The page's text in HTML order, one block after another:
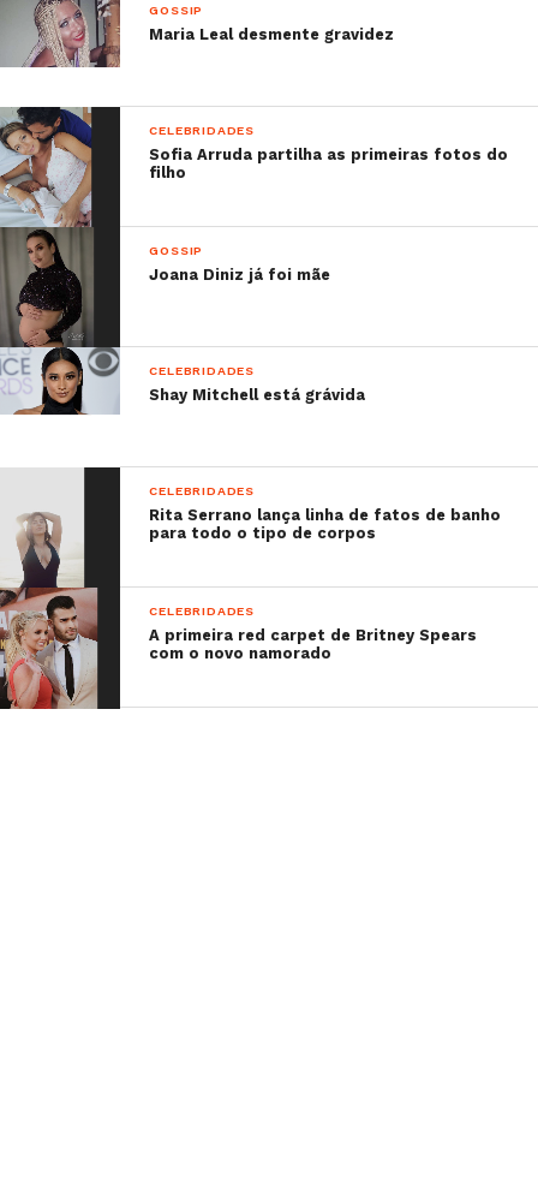
GOSSIP
Maria Leal desmente gravidez
CELEBRIDADES
Sofia Arruda partilha as primeiras fotos do
filho
GOSSIP
Joana Diniz já foi mãe
CELEBRIDADES
Shay Mitchell está grávida
CELEBRIDADES
Rita Serrano lança linha de fatos de banho
para todo o tipo de corpos
CELEBRIDADES
A primeira red carpet de Britney Spears
com o novo namorado